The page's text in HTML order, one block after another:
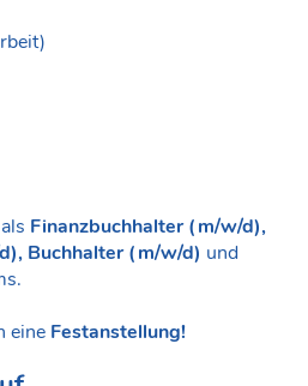
Finanzbuchhalter (m/w/d),
Buchhalter (m/w/d) und
eine Festanstellung!